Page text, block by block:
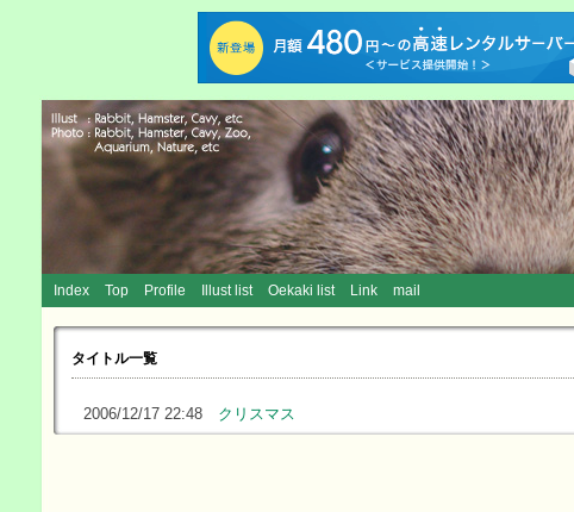
Index Top Profile Illust list Oekaki list Link mail
タイトル一覧
2006/12/17 22:48 クリスマス